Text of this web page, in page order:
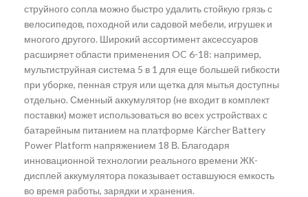
струйного сопла можно быстро удалить стойкую грязь с
велосипедов, походной или садовой мебели, игрушек и
многого другого. Широкий ассортимент аксессуаров
расширяет области применения OC 6-18: например,
мультиструйная система 5 в 1 для еще большей гибкости
при уборке, пенная струя или щетка для мытья доступны
отдельно. Сменный аккумулятор (не входит в комплект
поставки) может использоваться во всех устройствах с
батарейным питанием на платформе Kärcher Battery
Power Platform напряжением 18 В. Благодаря
инновационной технологии реального времени ЖК-
дисплей аккумулятора показывает оставшуюся емкость
во время работы, зарядки и хранения.